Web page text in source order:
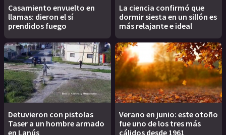
Casamiento envuelto en
llamas: dieron el sí
prendidos fuego
La ciencia confirmó que
dormir siesta en un sillón es
más relajante e ideal
Detuvieron con pistolas
Taser a un hombre armado
en Lanús
Verano en junio: este otoño
fue uno de los tres más
cálidos desde 1961